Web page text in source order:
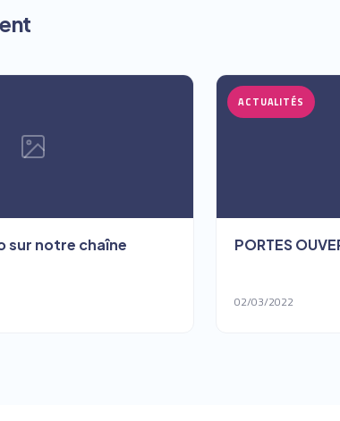
sur notre chaîne
ACTUALITÉS
PORTES
02/03/2022